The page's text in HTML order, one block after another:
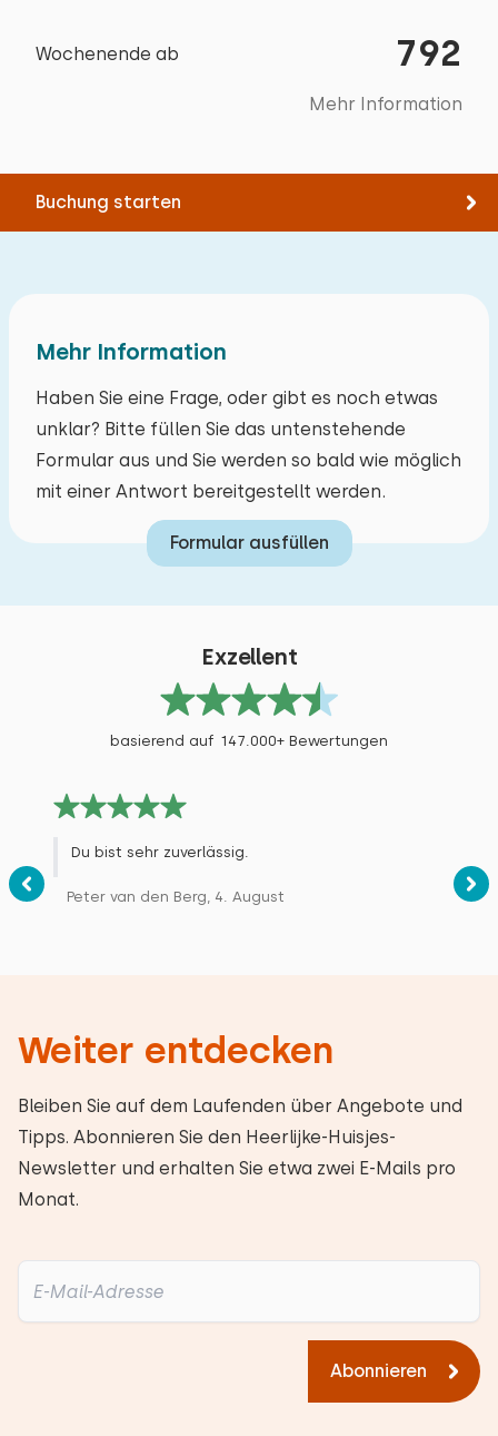
Wochenende ab 792
Mehr Information
Buchung starten
Mehr Information
Haben Sie eine Frage, oder gibt es noch etwas
unklar? Bitte füllen Sie das untenstehende
Formular aus und Sie werden so bald wie möglich
mit einer Antwort bereitgestellt werden.
Formular ausfüllen
Beschreibung wird nicht gesagt, dass die untere
Wohnung dauerhaft vermietet ist. Die Wohnung
war nicht gut gereinigt, obere Etage schwarze
fixiert. Spülmaschine defekt. Garten
Exzellent
basierend auf 147.000+ Bewertungen
Du bist sehr zuverlässig.
Peter van den Berg, 4. August
Weiter entdecken
Bleiben Sie auf dem Laufenden über Angebote und
Tipps. Abonnieren Sie den Heerlijke-Huisjes-
Newsletter und erhalten Sie etwa zwei E-Mails pro
Monat.
Abonnieren